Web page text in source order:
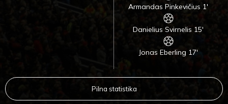
Armandas Pinkevičius 1'
Danielius Svirnelis 15'
Jonas Eberling 17'
Pilna statistika